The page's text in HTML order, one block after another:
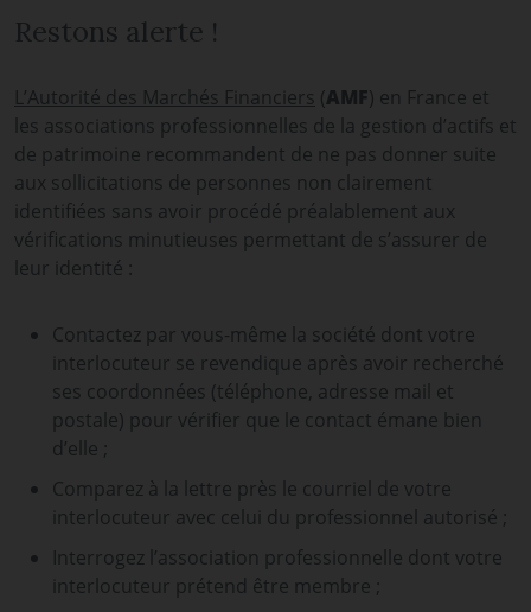
Restons alerte !
L’Autorité des Marchés Financiers (AMF) en France et
les associations professionnelles de la gestion d’actifs et
de patrimoine recommandent de ne pas donner suite
aux sollicitations de personnes non clairement
identifiées sans avoir procédé préalablement aux
vérifications minutieuses permettant de s’assurer de
leur identité :
Contactez par vous-même la société dont votre
interlocuteur se revendique après avoir recherché
ses coordonnées (téléphone, adresse mail et
postale) pour vérifier que le contact émane bien
d’elle ;
Comparez à la lettre près le courriel de votre
interlocuteur avec celui du professionnel autorisé ;
Interrogez l’association professionnelle dont votre
interlocuteur prétend être membre ;